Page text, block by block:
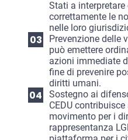
Stati a interpretare
correttamente le
nelle loro
Prevenzione delle
può emettere
azioni immediate
fine di prevenire
diritti umani.
Sostegno ai
CEDU
movimento per i
rappresentanza